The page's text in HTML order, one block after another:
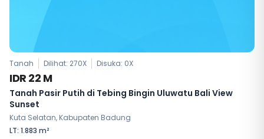
Tanah Dilihat: 270X Disuka: 0X
IDR 22 M
Tanah Pasir Putih di Tebing Bingin Uluwatu Bali View
Sunset
Kuta Selatan, Kabupaten Badung
LT: 1.883 m²